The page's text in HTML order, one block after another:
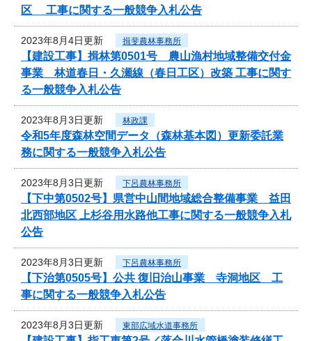
区 工事に関する一般競争入札公告
2023年8月4日更新 揖斐農林事務所
【建設工事】揖林第0501号 農山漁村地域整備交付金
事業 林道春日・久瀬線（春日工区）改築 工事に関す
る一般競争入札公告
2023年8月3日更新 林政課
令和5年度森林空間データ（森林基本図）更新委託業
務に関する一般競争入札公告
2023年8月3日更新 下呂農林事務所
【下中第0502号】県営中山間地域総合整備事業 益田
北西部地区 上杉谷用水路他工事に関する一般競争入札
公告
2023年8月3日更新 下呂農林事務所
【下治第0505号】公共 復旧治山事業 寺洞地区 工
事に関する一般競争入札公告
2023年8月3日更新 東部広域水道事務所